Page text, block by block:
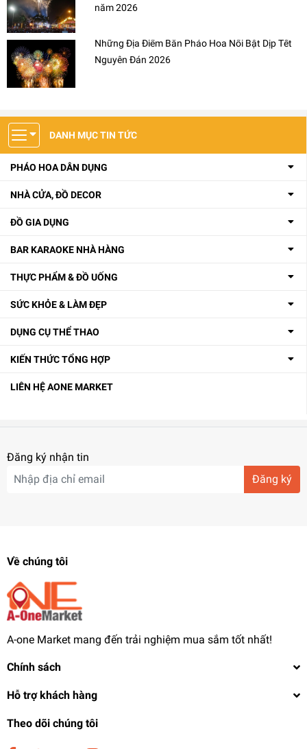
DANH MỤC TIN TỨC
PHÁO HOA DÂN DỤNG
NHÀ CỬA, ĐỒ DECOR
ĐỒ GIA DỤNG
BAR KARAOKE NHÀ HÀNG
THỰC PHẨM & ĐỒ UỐNG
SỨC KHỎE & LÀM ĐẸP
DỤNG CỤ THỂ THAO
KIẾN THỨC TỔNG HỢP
LIÊN HỆ AONE MARKET
năm 2026
Những Địa Điểm Bắn Pháo Hoa Nổi Bật Dịp Tết
Nguyên Đán 2026
Đăng ký nhận tin
Đăng ký
Về chúng tôi
A-one Market mang đến trải nghiệm mua sắm tốt nhất!
Chính sách
Hỗ trợ khách hàng
Theo dõi chúng tôi